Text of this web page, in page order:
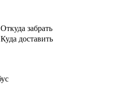
Откуда забрать
Куда доставить